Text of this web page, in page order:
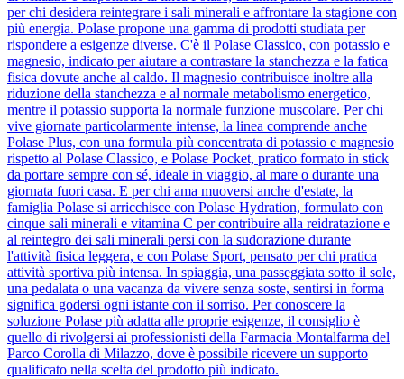
per chi desidera reintegrare i sali minerali e affrontare la stagione con
più energia. Polase propone una gamma di prodotti studiata per
rispondere a esigenze diverse. C'è il Polase Classico, con potassio e
magnesio, indicato per aiutare a contrastare la stanchezza e la fatica
fisica dovute anche al caldo. Il magnesio contribuisce inoltre alla
riduzione della stanchezza e al normale metabolismo energetico,
mentre il potassio supporta la normale funzione muscolare. Per chi
vive giornate particolarmente intense, la linea comprende anche
Polase Plus, con una formula più concentrata di potassio e magnesio
rispetto al Polase Classico, e Polase Pocket, pratico formato in stick
da portare sempre con sé, ideale in viaggio, al mare o durante una
giornata fuori casa. E per chi ama muoversi anche d'estate, la
famiglia Polase si arricchisce con Polase Hydration, formulato con
cinque sali minerali e vitamina C per contribuire alla reidratazione e
al reintegro dei sali minerali persi con la sudorazione durante
l'attività fisica leggera, e con Polase Sport, pensato per chi pratica
attività sportiva più intensa. In spiaggia, una passeggiata sotto il sole,
una pedalata o una vacanza da vivere senza soste, sentirsi in forma
significa godersi ogni istante con il sorriso. Per conoscere la
soluzione Polase più adatta alle proprie esigenze, il consiglio è
quello di rivolgersi ai professionisti della Farmacia Montalfarma del
Parco Corolla di Milazzo, dove è possibile ricevere un supporto
qualificato nella scelta del prodotto più indicato.